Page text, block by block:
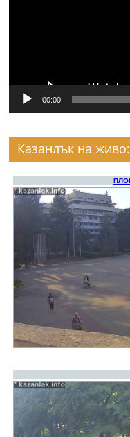
00:00
Казанлък на живо: